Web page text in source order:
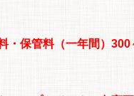
・保管料（一年間）